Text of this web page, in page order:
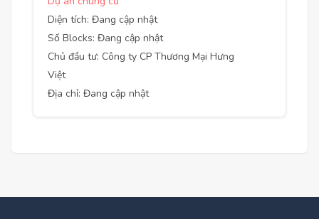
Diện tích: Đang cập nhật
Số Blocks: Đang cập nhật
Chủ đầu tư: Công ty CP Thương Mại Hưng
Việt
Địa chỉ: Đang cập nhật